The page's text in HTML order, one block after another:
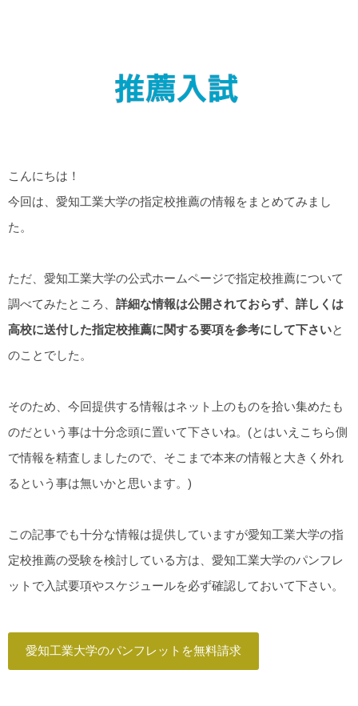
こんにちは！
今回は、愛知工業大学の指定校推薦の情報をまとめてみまし
た。
ただ、愛知工業大学の公式ホームページで指定校推薦について
調べてみたところ、 詳細な情報は公開されておらず、詳しくは
高校に送付した指定校推薦に関する要項を参考にして下さいと
のことでした。
そのため、今回提供する情報はネット上のものを拾い集めたも
のだという事は十分念頭に置いて下さいね。(とはいえこちら側
で情報を精査しましたので、そこまで本来の情報と大きく外れ
るという事は無いかと思います。)
この記事でも十分な情報は提供していますが愛知工業大学の指
定校推薦の受験を検討している方は、愛知工業大学のパンフレ
ットで入試要項やスケジュールを必ず確認しておいて下さい。
愛知工業大学のパンフレットを無料請求